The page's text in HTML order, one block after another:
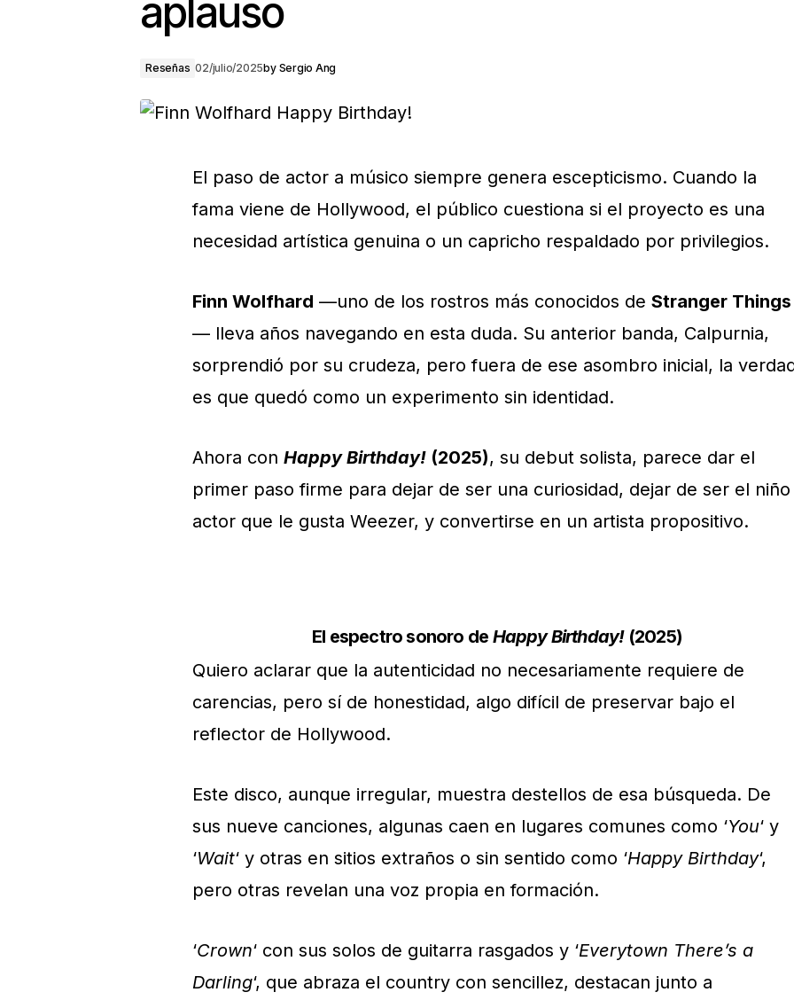
aplauso
Reseñas 02/julio/2025by Sergio Ang
El paso de actor a músico siempre genera escepticismo. Cuando la
fama viene de Hollywood, el público cuestiona si el proyecto es una
necesidad artística genuina o un capricho respaldado por privilegios.
Finn Wolfhard —uno de los rostros más conocidos de Stranger Things
— lleva años navegando en esta duda. Su anterior banda, Calpurnia,
sorprendió por su crudeza, pero fuera de ese asombro inicial, la
es que quedó como un experimento sin identidad.
Ahora con Happy Birthday! (2025), su debut solista, parece dar el
primer paso firme para dejar de ser una curiosidad, dejar de ser el niño
actor que le gusta Weezer, y convertirse en un artista propositivo.
El espectro sonoro de Happy Birthday!(2025)
Quiero aclarar que la autenticidad no necesariamente requiere de
carencias, pero sí de honestidad, algo difícil de preservar bajo el
reflector de Hollywood.
Este disco, aunque irregular, muestra destellos de esa búsqueda. De
sus nueve canciones, algunas caen en lugares comunes como ‘You‘ y
‘Wait‘ y otras en sitios extraños o sin sentido como ‘Happy Birthday‘,
pero otras revelan una voz propia en formación.
‘Crown‘ con sus solos de guitarra rasgados y ‘Everytown There’s a
Darling‘, que abraza el country con sencillez, destacan junto a